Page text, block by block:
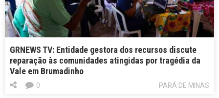
GRNEWS TV: Entidade gestora dos recursos discute
reparação às comunidades atingidas por tragédia da
Vale em Brumadinho
PARÁ DE MINAS
0